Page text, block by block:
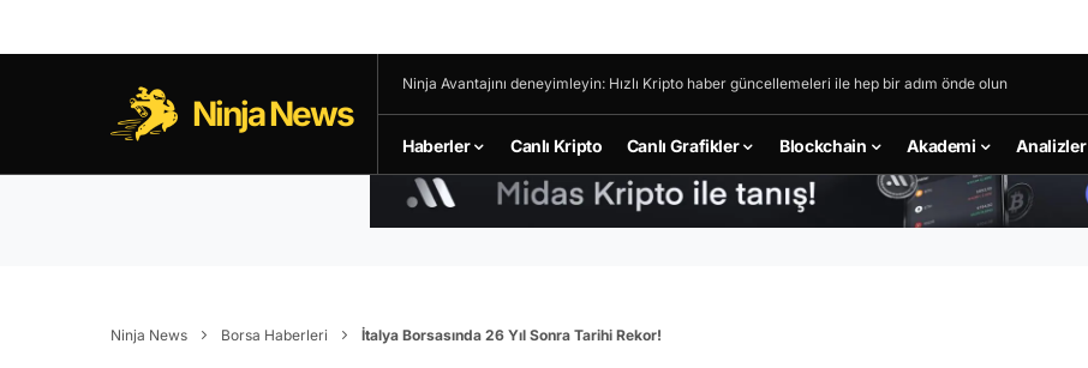
Ninja News
Ninja Avantajını deneyimleyin: Hızlı Kripto haber güncellemeleri ile hep bir adım önde olun
Haberler Canlı Kripto Canlı Grafikler Blockchain Akademi Analizler
Ninja News Borsa Haberleri İtalya Borsasında 26 Yıl Sonra Tarihi Rekor!